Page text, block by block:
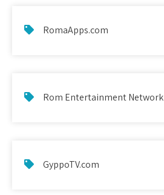
RomaApps.com
Rom Entertainment Network
GyppoTV.com